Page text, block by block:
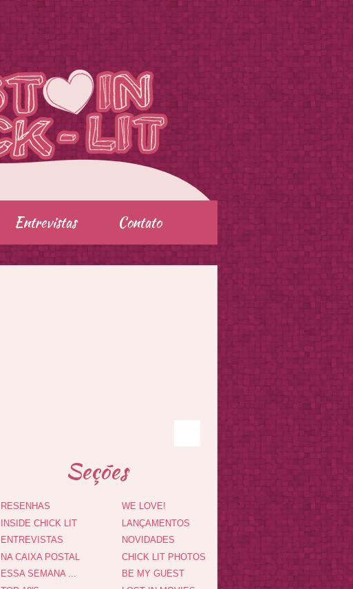
Entrevistas Contato
Seções
RESENHAS
INSIDE CHICK LIT
ENTREVISTAS
NA CAIXA POSTAL
ESSA SEMANA ...
WE LOVE!
LANÇAMENTOS
NOVIDADES
CHICK LIT PHOTOS
BE MY GUEST